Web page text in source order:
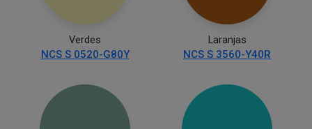
Verdes
NCS S 0520-G80Y
Laranjas
NCS S 3560-Y40R